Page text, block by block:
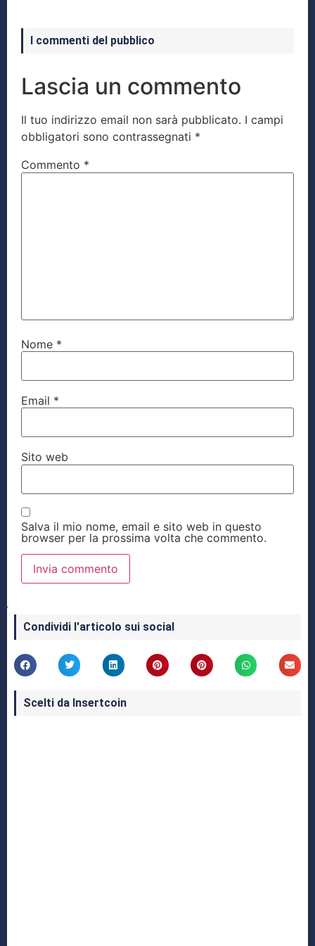
I commenti del pubblico
Lascia un commento
Il tuo indirizzo email non sarà pubblicato. I campi
obbligatori sono contrassegnati *
Commento *
Nome *
Email *
Sito web
Salva il mio nome, email e sito web in questo
browser per la prossima volta che commento.
Condividi l'articolo sui social
Scelti da Insertcoin